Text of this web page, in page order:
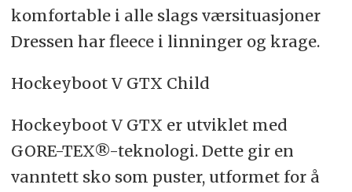
komfortable i alle slags værsituasjoner
Dressen har fleece i linninger og krage.
Hockeyboot V GTX Child
Hockeyboot V GTX er utviklet med
GORE-TEX®-teknologi. Dette gir en
vanntett sko som puster, utformet for å